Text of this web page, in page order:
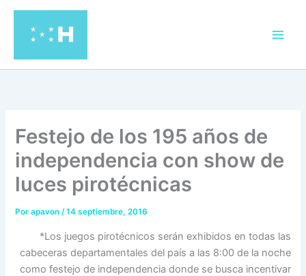
contenido
Festejo de los 195 años de
independencia con show de
luces pirotécnicas
Porapavon/14 septiembre, 2016
*Los juegos pirotécnicos serán exhibidos en todas las
cabeceras departamentales del país a las 8:00 de la noche
como festejo de independencia donde se busca incentivar